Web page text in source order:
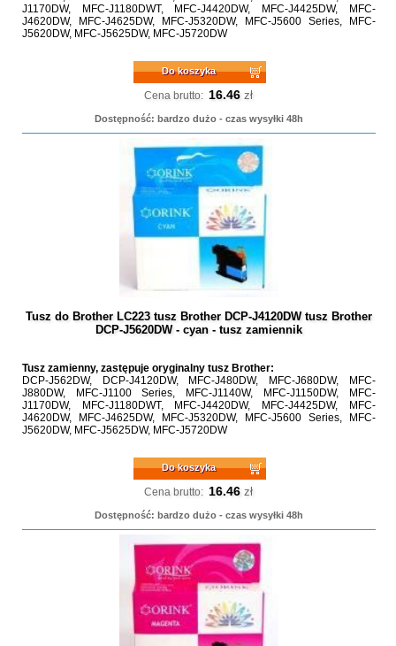
J1170DW, MFC-J1180DWT, MFC-J4420DW, MFC-J4425DW, MFC-
J4620DW, MFC-J4625DW, MFC-J5320DW, MFC-J5600 Series, MFC-
J5620DW, MFC-J5625DW, MFC-J5720DW
Do koszyka
Cena brutto: 16.46 zł
Dostępność: bardzo dużo - czas wysyłki 48h
Tusz do Brother LC223 tusz Brother DCP-J4120DW tusz Brother
DCP-J5620DW - cyan - tusz zamiennik
Tusz zamienny, zastępuje oryginalny tusz Brother:
DCP-J562DW, DCP-J4120DW, MFC-J480DW, MFC-J680DW, MFC-
J880DW, MFC-J1100 Series, MFC-J1140W, MFC-J1150DW, MFC-
J1170DW, MFC-J1180DWT, MFC-J4420DW, MFC-J4425DW, MFC-
J4620DW, MFC-J4625DW, MFC-J5320DW, MFC-J5600 Series, MFC-
J5620DW, MFC-J5625DW, MFC-J5720DW
Do koszyka
Cena brutto: 16.46 zł
Dostępność: bardzo dużo - czas wysyłki 48h